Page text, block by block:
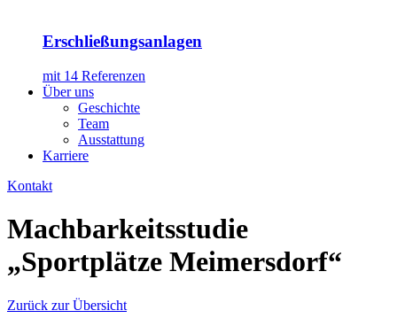
Erschließungsanlagen
mit 14 Referenzen
Über uns
Geschichte
Team
Ausstattung
Karriere
Kontakt
Machbarkeitsstudie
„Sportplätze Meimersdorf“
Zurück zur Übersicht